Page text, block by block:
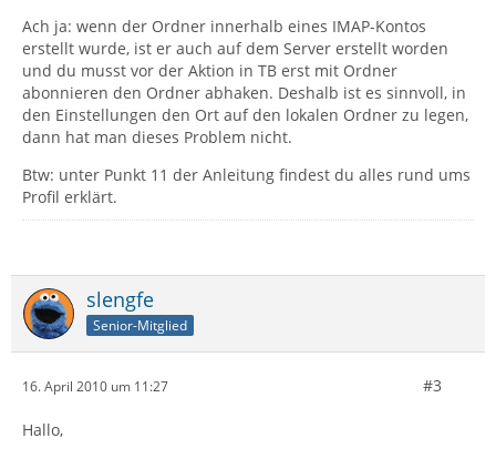
Ach ja: wenn der Ordner innerhalb eines IMAP-Kontos
erstellt wurde, ist er auch auf dem Server erstellt worden
und du musst vor der Aktion in TB erst mit Ordner
abonnieren den Ordner abhaken. Deshalb ist es sinnvoll, in
den Einstellungen den Ort auf den lokalen Ordner zu legen,
dann hat man dieses Problem nicht.
Btw: unter Punkt 11 der Anleitung findest du alles rund ums
Profil erklärt.
slengfe
Senior-Mitglied
16. April 2010 um 11:27 #3
Hallo,